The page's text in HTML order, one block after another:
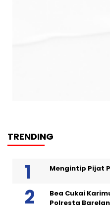
TRENDING
Mengintip Pijat
Bea Cukai
Polresta